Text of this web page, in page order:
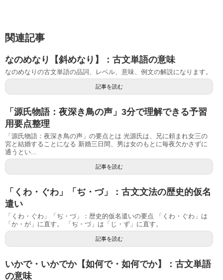
関連記事
なのめなり【斜めなり】：古文単語の意味
なのめなりの古文単語の品詞、レベル、意味、例文の解説になります。
記事を読む
「源氏物語：夜深き鳥の声」3分で理解できる予習
用要点整理
「源氏物語：夜深き鳥の声」の要点とは 光源氏は、兄に頼まれ女三の
宮と結婚することになる 新婚三日間、男は女のもとに毎夜欠かさずに
通うとい...
記事を読む
「くわ・ぐわ」「ぢ・づ」：古文文法の歴史的仮名
遣い
「くわ・ぐわ」「ぢ・づ」：歴史的仮名遣いの要点 「くわ・ぐわ」は
「か・が」に直す。 「ぢ・づ」は「じ・ず」に直す。
記事を読む
いかで・いかでか【如何で・如何でか】：古文単語
の意味